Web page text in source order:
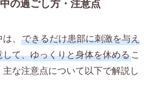
の過ごし方・注意点
、 できるだけ患部に刺激を与え
て、ゆっくりと身体を休めるこ
な注意点について以下で解説し